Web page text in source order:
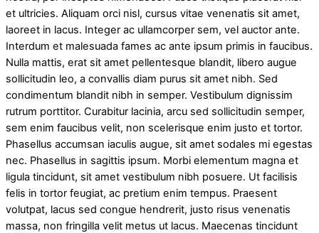
et ultricies. Aliquam orci nisl, cursus vitae venenatis sit amet,
laoreet in lacus. Integer ac ullamcorper sem, vel auctor ante.
Interdum et malesuada fames ac ante ipsum primis in faucibus.
Nulla mattis, erat sit amet pellentesque blandit, libero augue
sollicitudin leo, a convallis diam purus sit amet nibh. Sed
condimentum blandit nibh in semper. Vestibulum dignissim
rutrum porttitor. Curabitur lacinia, arcu sed sollicitudin semper,
sem enim faucibus velit, non scelerisque enim justo et tortor.
Phasellus accumsan iaculis augue, sit amet sodales mi egestas
nec. Phasellus in sagittis ipsum. Morbi elementum magna et
ligula tincidunt, sit amet vestibulum nibh posuere. Ut facilisis
felis in tortor feugiat, ac pretium enim tempus. Praesent
volutpat, lacus sed congue hendrerit, justo risus venenatis
massa, non fringilla velit metus ut lacus. Maecenas tincidunt